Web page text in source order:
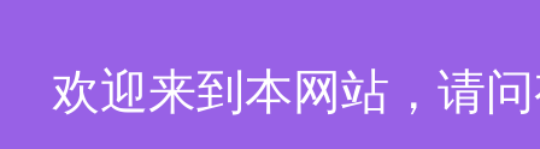
欢迎来到本网站，请